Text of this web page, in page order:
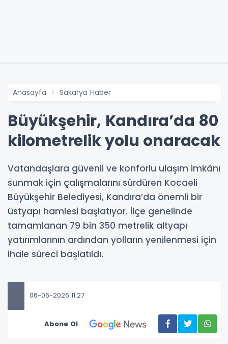
Anasayfa Sakarya Haber
Büyükşehir, Kandıra’da 80
kilometrelik yolu onaracak
Vatandaşlara güvenli ve konforlu ulaşım imkânı
sunmak için çalışmalarını sürdüren Kocaeli
Büyükşehir Belediyesi, Kandıra’da önemli bir
üstyapı hamlesi başlatıyor. İlçe genelinde
tamamlanan 79 bin 350 metrelik altyapı
yatırımlarının ardından yolların yenilenmesi için
ihale süreci başlatıldı.
06-06-2026 11:27
Abone Ol